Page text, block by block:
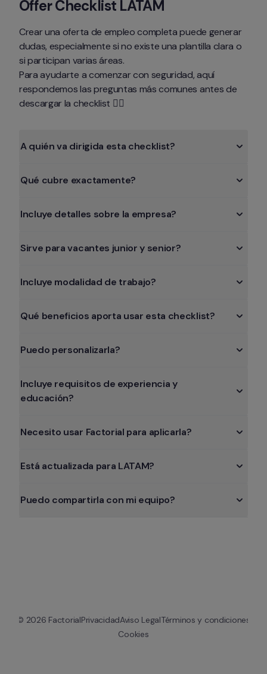
Offer Checklist LATAM
Crear una oferta de empleo completa puede generar
dudas, especialmente si no existe una plantilla clara o
si participan varias áreas.
Para ayudarte a comenzar con seguridad, aquí
respondemos las preguntas más comunes antes de
descargar la checklist 👇🏻
A quién va dirigida esta checklist?
Qué cubre exactamente?
Incluye detalles sobre la empresa?
Sirve para vacantes junior y senior?
Incluye modalidad de trabajo?
Qué beneficios aporta usar esta checklist?
Puedo personalizarla?
Incluye requisitos de experiencia y
educación?
Necesito usar Factorial para aplicarla?
Está actualizada para LATAM?
Puedo compartirla con mi equipo?
© 2026 FactorialPrivacidadAviso LegalTérminos y condiciones
Cookies